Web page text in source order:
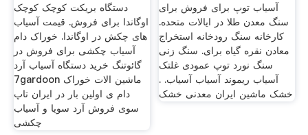
دستگاه بریکت کوچک کوچک
اوگاندا برای فروش. قیمت آسیاب
های چکش در اوگاندا. خوراک دام
آسیاب چکشی برای فروش در
گائوتنگ خرید دستگاه آسیاب آرد
7gardoon ماشین الات خوراک
دام ی اولین بار در ایران تاپ
سوی فروش آرد سویا و آسیاب
چکشی
آسیاب توپ برای فروش برای
سنگ معدن طلا در ایالات متحده.
کارخانه سنگ رودخانه استخراج
معادن نقره گیاه برای. سنگ زنی
سنگ نورد توپ عمودی غلتک
آسیاب ریموند آسیاب آسیاب. .
خشک ماشین ایران معدنی خشک